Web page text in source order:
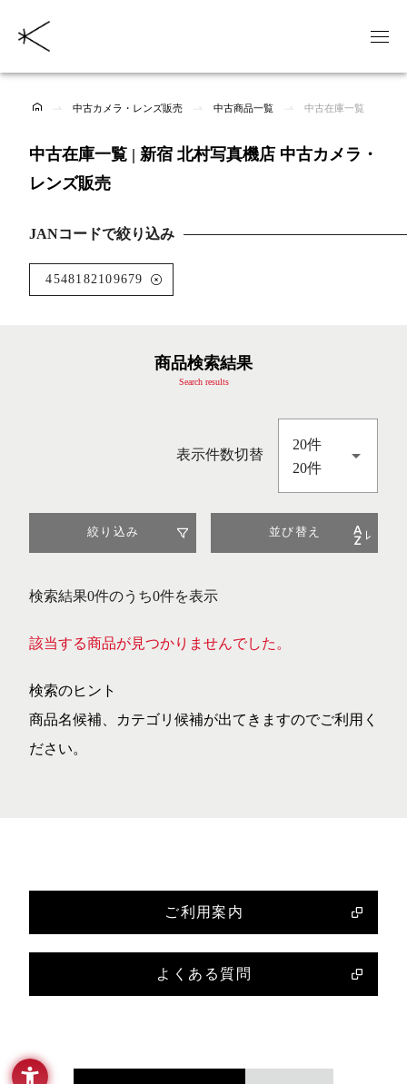
中古カメラ・レンズ販売 中古商品一覧 中古在庫一覧
中古在庫一覧 | 新宿 北村写真機店 中古カメラ・
レンズ販売
JANコードで絞り込み
4548182109679
商品検索結果
Search results
表示件数切替
20件
20件
絞り込み 並び替え
検索結果0件のうち0件を表示
該当する商品が見つかりませんでした。
検索のヒント
商品名候補、カテゴリ候補が出てきますのでご利用く
ださい。
ご利用案内
よくある質問